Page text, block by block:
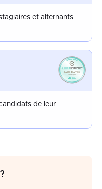
et alternants
CANDIDATES
FRANCE
SEP 2020
de leur